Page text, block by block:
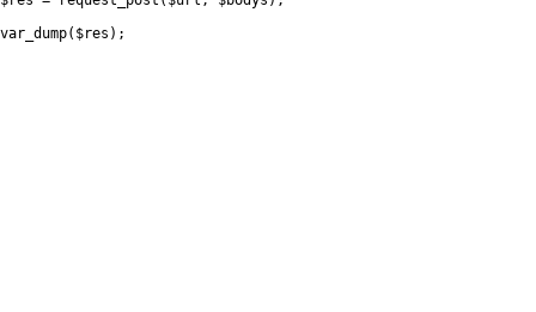
var_dump( $res ) ;